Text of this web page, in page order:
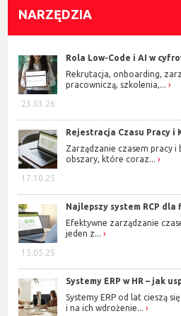
NARZĘDZIA
23.03.26
Rola Low-Code i AI w
Rekrutacja, onboarding,
pracowniczą, szkolenia,...
17.10.25
Rejestracja Czasu Pracy i
Zarządzanie czasem pracy
obszary, które coraz...
15.05.25
Najlepszy system RCP dla
Efektywne zarządzanie
jeden z...
Systemy ERP w HR – jak
Systemy ERP od lat cieszą
i na ich wdrożenie...